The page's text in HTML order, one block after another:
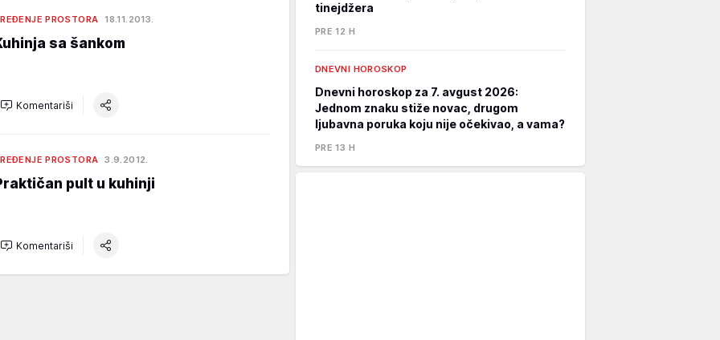
PROSTORA 18.11.2013.
sa šankom
Komentariši
PROSTORA 3.9.2012.
pult u kuhinji
Komentariši
tinejdžera
PRE 12 H
DNEVNI HOROSKOP
Dnevni horoskop za 7. avgust 2026:
Jednom znaku stiže novac, drugom
ljubavna poruka koju nije očekivao, a vama?
PRE 13 H